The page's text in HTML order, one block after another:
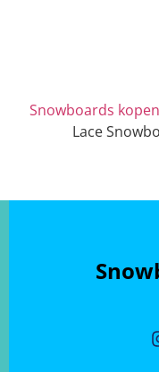
Snowboards kopen
Lace